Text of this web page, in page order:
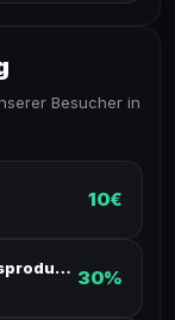
Besucher in
10€
Bis zu 30% Rabatt auf Haushaltsprodukte 30%